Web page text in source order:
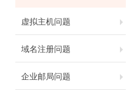
虚拟主机问题
域名注册问题
企业邮局问题